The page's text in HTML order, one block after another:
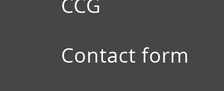
CCG
Contact form